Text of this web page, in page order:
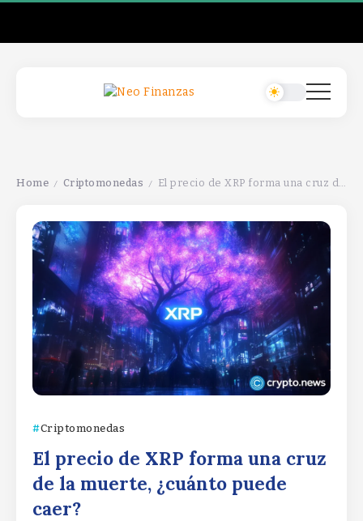
Home / Criptomonedas / El precio de XRP forma una cruz de la muerte, ¿cuánto puede caer?
Criptomonedas
El precio de XRP forma una cruz
de la muerte, ¿cuánto puede
caer?